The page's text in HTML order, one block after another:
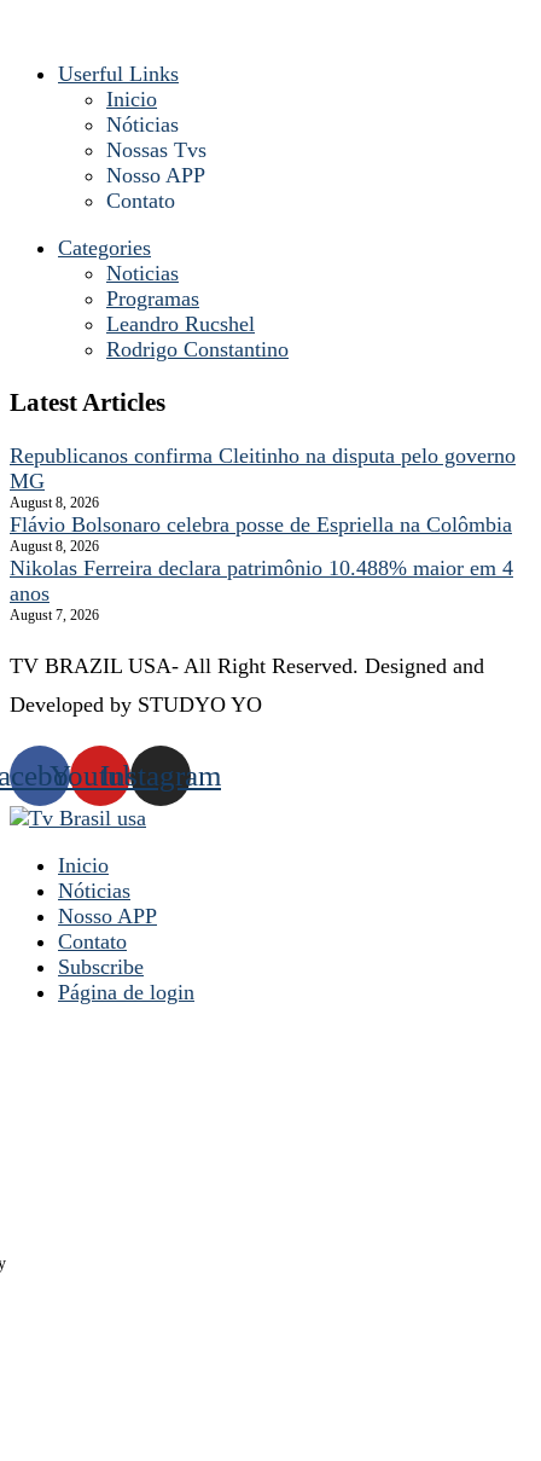
Userful Links
Inicio
Nóticias
Nossas Tvs
Nosso APP
Contato
Categories
Noticias
Programas
Leandro Rucshel
Rodrigo Constantino
Latest Articles
Republicanos confirma Cleitinho na disputa pelo governo
MG
August 8, 2026
Flávio Bolsonaro celebra posse de Espriella na Colômbia
August 8, 2026
Nikolas Ferreira declara patrimônio 10.488% maior em 4
anos
August 7, 2026
TV BRAZIL USA- All Right Reserved. Designed and
Developed by STUDYO YO
YoutubeInstagram
Inicio
Nóticias
Nosso APP
Contato
Subscribe
Página de login